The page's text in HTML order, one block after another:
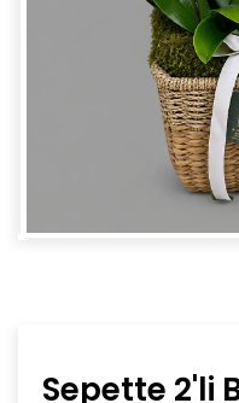
Sepette 2'li